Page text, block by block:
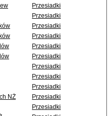
Przesiadki
Przesiadki
Przesiadki
Przesiadki
Przesiadki
Przesiadki
Przesiadki
Przesiadki
Przesiadki
NŻ
Przesiadki
Przesiadki